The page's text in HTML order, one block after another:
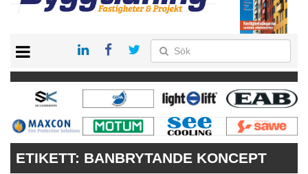
PRENUMERERA
VÅRA ANDRA MAGASIN
ANNONSERA
ETIKETT: BANBRYTANDE KONCEPT